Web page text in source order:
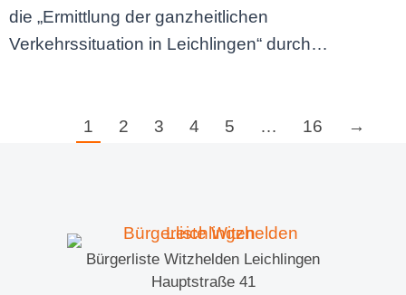
die „Ermittlung der ganzheitlichen
Verkehrssituation in Leichlingen“ durch…
1 2 3 4 5 … 16 →
Bürgerliste Witzhelden Leichlingen
Hauptstraße 41